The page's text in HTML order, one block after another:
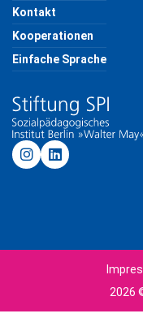
Kontakt
Kooperationen
Einfache Sprache
2026